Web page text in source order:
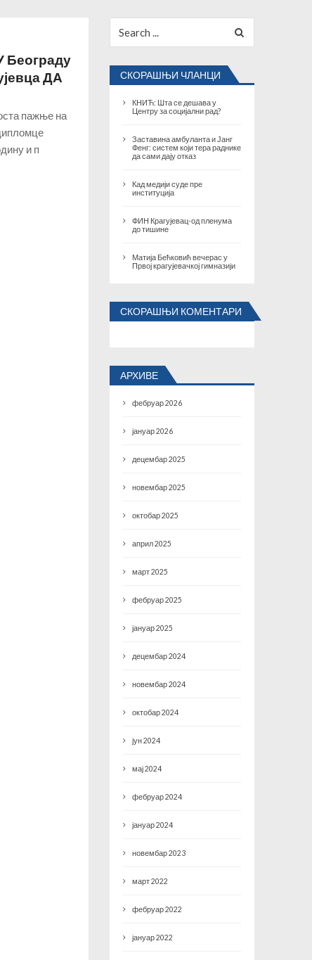
Београду
ДА
пажње на
и п
for:
СКОРАШЊИ ЧЛАНЦИ
КНИЋ: Шта се дешава у
Центру за социјални рад?
Заставина амбуланта и Јанг
Фенг: систем који тера раднике
да сами дају отказ
Кад медији суде пре
институција
ФИН Крагујевац-од пленума
до тишине
Матија Бећковић вечерас у
Првој крагујевачкој гимназији
СКОРАШЊИ КОМЕНТАРИ
АРХИВЕ
фебруар 2026
јануар 2026
децембар 2025
новембар 2025
октобар 2025
април 2025
март 2025
фебруар 2025
јануар 2025
децембар 2024
новембар 2024
октобар 2024
јун 2024
мај 2024
фебруар 2024
јануар 2024
новембар 2023
март 2022
фебруар 2022
јануар 2022